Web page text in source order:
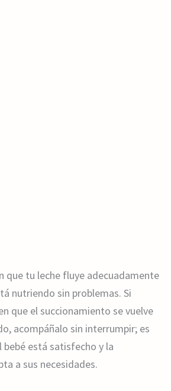
que tu leche fluye adecuadamente
nutriendo sin problemas. Si
que el succionamiento se vuelve
acompáñalo sin interrumpir; es
bebé está satisfecho y la
a sus necesidades.